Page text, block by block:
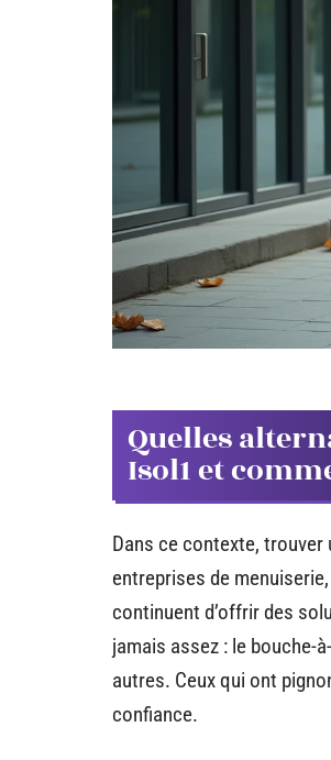
Quelles
Isol1 et
Dans ce contexte, trouver
entreprises de
continuent d’offrir des
jamais assez : le bouche-
autres. Ceux qui ont
confiance.